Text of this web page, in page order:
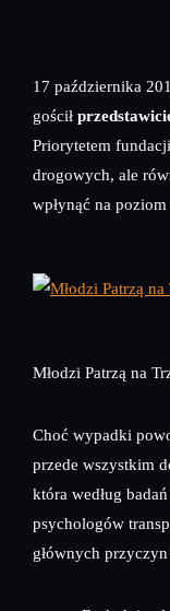
17 października
gościł
Priorytetem
drogowych, ale
wpłynąć na
Młodzi Patrzą na
Choć wypadki
przede wszystkim
która według
psychologów
głównych